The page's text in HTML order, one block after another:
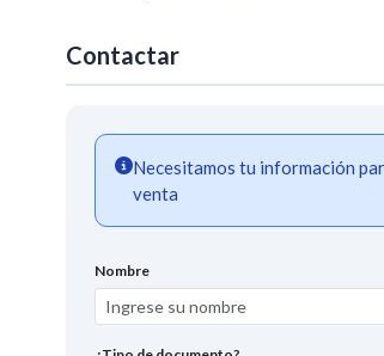
Contactar
Necesitamos tu información
venta
Nombre